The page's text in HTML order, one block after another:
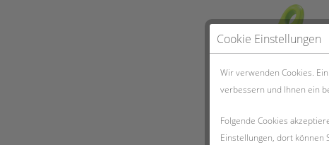
Cookie Einstellungen
Wir verwenden Cookies.
verbessern und Ihnen ein
Folgende Cookies
Einstellungen, dort können